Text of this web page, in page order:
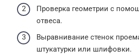
Проверка геометрии с
отвеса.
Выравнивание стенок
штукатурки или шлифовки.